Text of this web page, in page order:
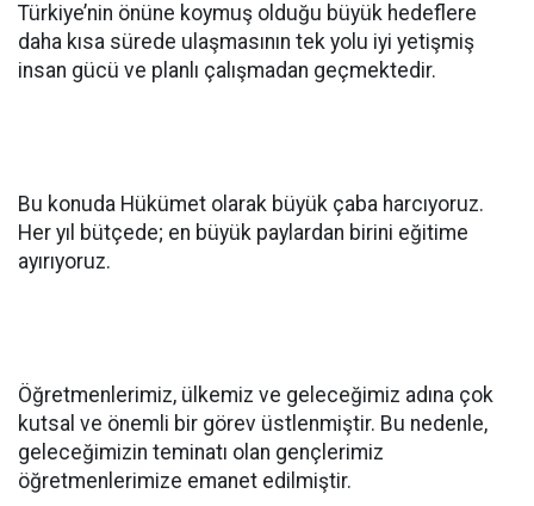
Türkiye’nin önüne koymuş olduğu büyük hedeflere
daha kısa sürede ulaşmasının tek yolu iyi yetişmiş
insan gücü ve planlı çalışmadan geçmektedir.
Bu konuda Hükümet olarak büyük çaba harcıyoruz.
Her yıl bütçede; en büyük paylardan birini eğitime
ayırıyoruz.
Öğretmenlerimiz, ülkemiz ve geleceğimiz adına çok
kutsal ve önemli bir görev üstlenmiştir. Bu nedenle,
geleceğimizin teminatı olan gençlerimiz
öğretmenlerimize emanet edilmiştir.